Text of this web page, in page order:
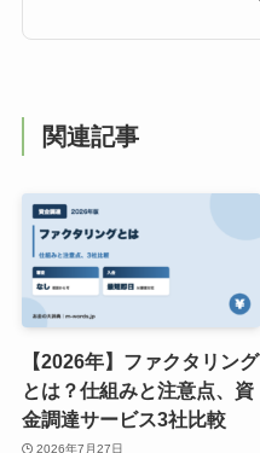
関連記事
【2026年】ファクタリング
とは？仕組みと注意点、資
金調達サービス3社比較
2026年7月27日